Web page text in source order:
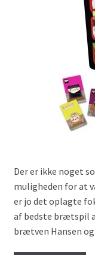
Der er ikke noget
muligheden for at
er jo det oplagte
af bedste brætspil
brætven Hansen